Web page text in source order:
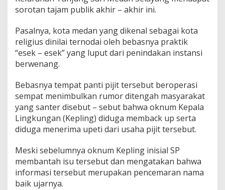
sorotan tajam publik akhir – akhir ini.
Pasalnya, kota medan yang dikenal sebagai kota
religius dinilai ternodai oleh bebasnya praktik
“esek – esek” yang luput dari penindakan instansi
berwenang.
Bebasnya tempat panti pijit tersebut beroperasi
sempat menimbulkan rumor ditengah masyarakat
yang santer disebut – sebut bahwa oknum Kepala
Lingkungan (Kepling) diduga memback up serta
diduga menerima upeti dari usaha pijit tersebut.
Meski sebelumnya oknum Kepling inisial SP
membantah isu tersebut dan mengatakan bahwa
informasi tersebut merupakan pencemaran nama
baik ujarnya.